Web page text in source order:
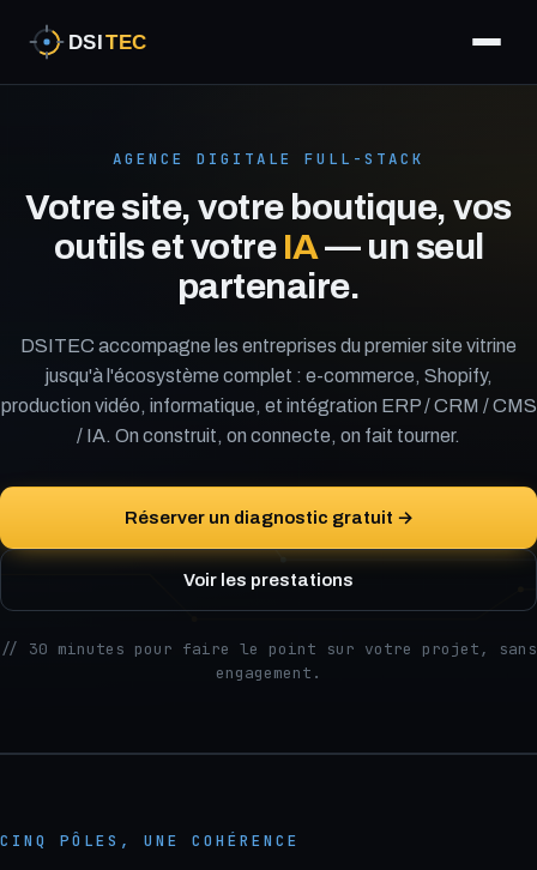
AGENCE DIGITALE FULL-STACK
Votre site, votre boutique, vos
outils et votre IA— un seul
partenaire.
DSITEC accompagne les entreprises du premier site vitrine
jusqu'à l'écosystème complet : e-commerce, Shopify,
production vidéo, informatique, et intégration ERP / CRM / CMS
/ IA. On construit, on connecte, on fait tourner.
Réserver un diagnostic gratuit →
Voir les prestations
// 30 minutes pour faire le point sur votre projet, sans
engagement.
CINQ PÔLES, UNE COHÉRENCE